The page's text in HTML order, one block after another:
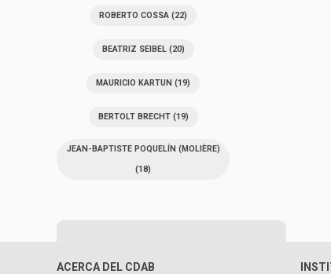
ROBERTO COSSA (22)
BEATRIZ SEIBEL(20)
MAURICIO KARTUN (19)
BERTOLT BRECHT(19)
JEAN-BAPTISTE POQUELÍN (MOLIÈRE)
(18)
ACERCA DEL CDAB